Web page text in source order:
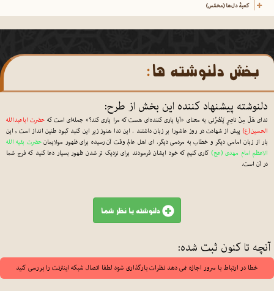
کعبهٔ دل‌ها (مخمّس)
بخش دلنوشته ها
دلنوشته پیشنهاد کننده این بخش از طرح:
ندای هَلْ مِنْ ناصِرٍ یَنْصُرُنی به معنای «آیا یاری کننده‌ای هست که مرا یاری کند؟» جمله‌ای است که حضرت اباعبدالله
الحسین(ع) پیش از شهادت در روز عاشورا بر زبان داشتند . این ندا هنوز زیر این گنبد کبود طنین انداز است , این
بار از زبان امامی دیگر و خطاب به مردمی دیگر. ای اهل عالم وقت آن رسیده برای ظهور مولایمانحضرت بقیه الله
الاعظم امام مهدی (عج) کاری کنیم که خود ایشان فرمودند برای نزدیک تر شدن ظهور بسیار دعا کنید که فرج شما
در آن است.
دلنوشته یا نظر شما
آنچه تا کنون ثبت شده:
خطا در ارتباط با سرور اجازه نمی دهد نظرات بارگذاری شود لطفا اتصال شبکه اینترنت را بررسی کنید